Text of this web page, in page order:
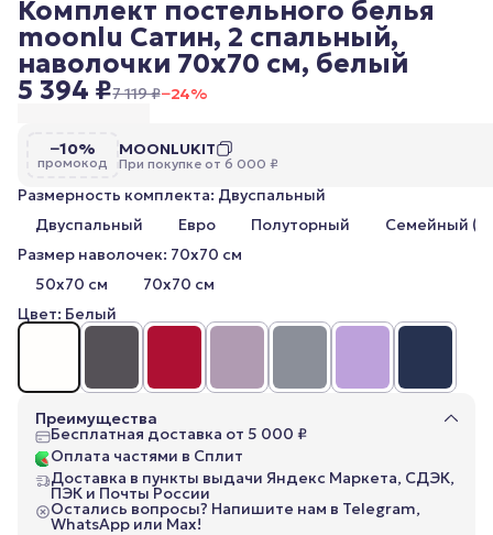
Комплект постельного белья
moonlu Сатин, 2 спальный,
наволочки 70x70 см, белый
5 394 ₽7 119 ₽−24%
−10%
промокод
MOONLUKIT
При покупке от 6 000 ₽
Размерность комплекта: Двуспальный
Двуспальный
Евро Полуторный
Семейный (2
Размер наволочек: 70x70 см
50x70 см
70x70 см
Цвет: Белый
Преимущества
Бесплатная доставка от 5 000 ₽
Оплата частями в Сплит
Доставка в пункты выдачи Яндекс Маркета, СДЭК,
ПЭК и Почты России
Остались вопросы? Напишите нам в Telegram,
WhatsApp или Max!